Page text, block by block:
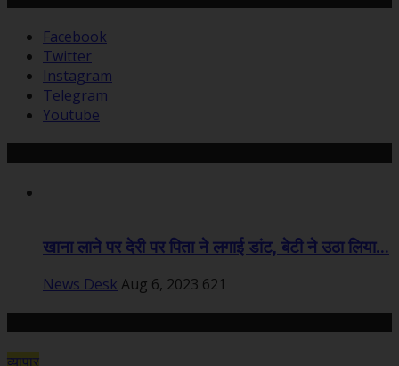
Facebook
Twitter
Instagram
Telegram
Youtube
खाना लाने पर देरी पर पिता ने लगाई डांट, बेटी ने उठा लिया...
News Desk Aug 6, 2023 621
व्यापार